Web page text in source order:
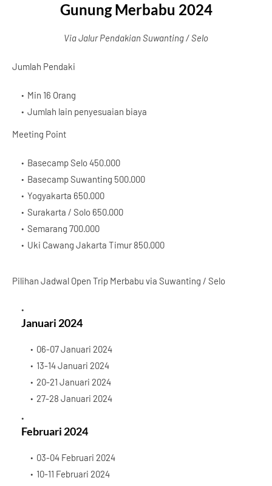
Gunung Merbabu 2024
Via Jalur Pendakian Suwanting / Selo
Jumlah Pendaki
Min 16 Orang
Jumlah lain penyesuaian biaya
Meeting Point
Basecamp Selo 450.000
Basecamp Suwanting 500.000
Yogyakarta 650.000
Surakarta / Solo 650.000
Semarang 700.000
Uki Cawang Jakarta Timur 850.000
Pilihan Jadwal Open Trip Merbabu via Suwanting / Selo
Januari 2024
06-07 Januari 2024
13-14 Januari 2024
20-21 Januari 2024
27-28 Januari 2024
Februari 2024
03-04 Februari 2024
10-11 Februari 2024